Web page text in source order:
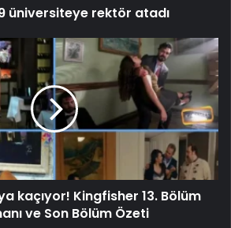
üniversiteye rektör atadı
kaçıyor! Kingfisher 13. Bölüm
ve Son Bölüm Özeti